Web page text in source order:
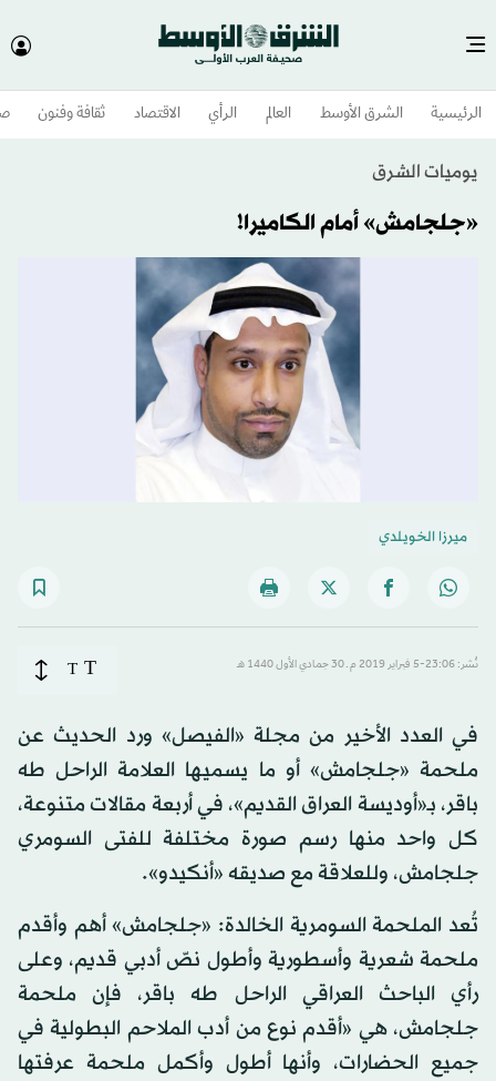
الرئيسية الشرق الأوسط​ العالم الرأي الاقتصاد ثقافة وفنون
يوميات الشرق
«جلجامش» أمام الكاميرا!
ميرزا الخويلدي
نُشر: 23:06-5 فبراير 2019 م ـ 30 جمادي الأول 1440 هـ T
T
في العدد الأخير من مجلة «الفيصل» ورد الحديث عن
ملحمة «جلجامش» أو ما يسميها العلامة الراحل طه
باقر، بـ«أوديسة العراق القديم»، في أربعة مقالات متنوعة،
كل واحد منها رسم صورة مختلفة للفتى السومري
جلجامش، وللعلاقة مع صديقه «أنكيدو».
تُعد الملحمة السومرية الخالدة: «جلجامش» أهم وأقدم
ملحمة شعرية وأسطورية وأطول نصّ أدبي قديم، وعلى
رأي الباحث العراقي الراحل طه باقر، فإن ملحمة
جلجامش، هي «أقدم نوع من أدب الملاحم البطولية في
جميع الحضارات، وأنها أطول وأكمل ملحمة عرفتها